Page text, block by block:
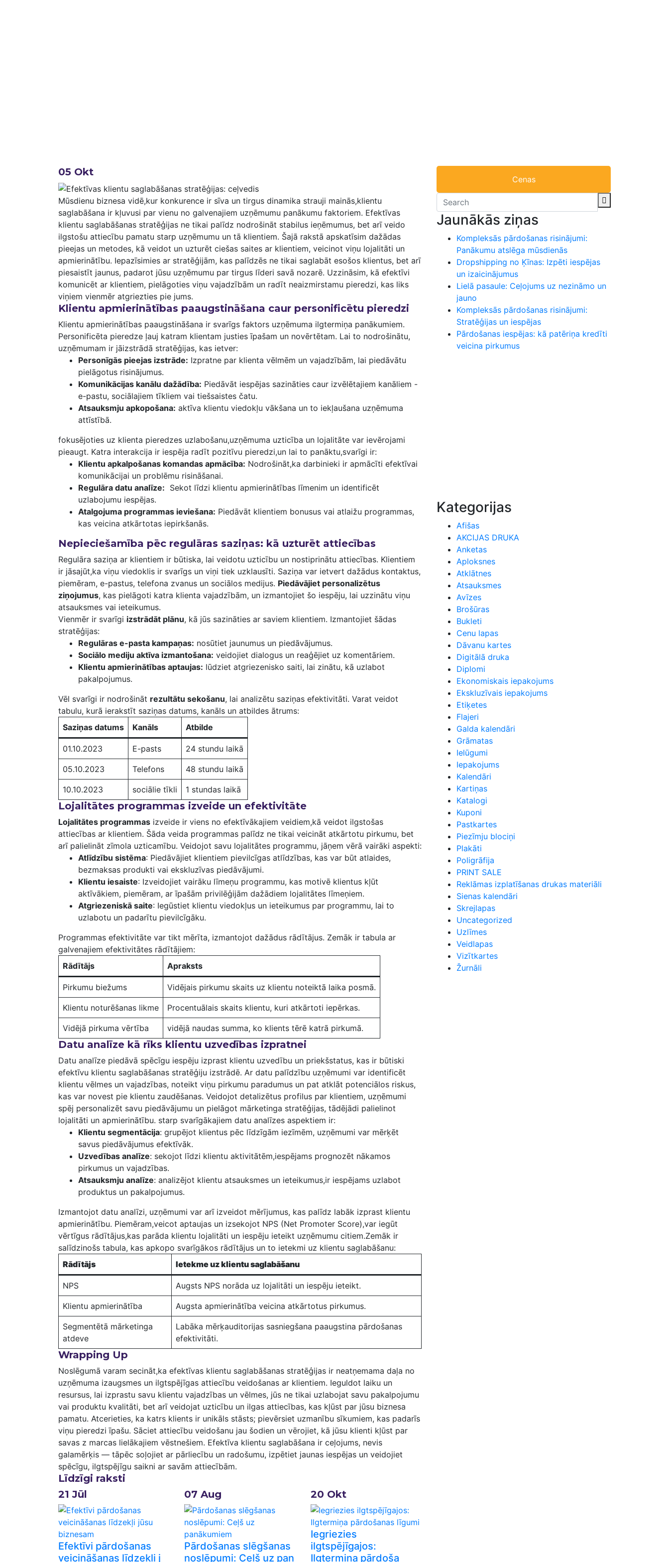
05 Okt
Mūsdienu biznesa vidē,kur konkurence ir sīva un tirgus dinamika strauji ⁢mainās,klientu​
saglabāšana ir kļuvusi‍ par⁢ vienu no galvenajiem uzņēmumu panākumu faktoriem. Efektīvas
klientu saglabāšanas stratēģijas ne tikai palīdz nodrošināt stabilus ieņēmumus, bet arī veido
ilgstošu attiecību pamatu starp uzņēmumu un tā klientiem. ‌Šajā rakstā⁤ apskatīsim dažādas
pieejas un metodes, kā veidot un uzturēt ciešas saites ar klientiem, veicinot viņu lojalitāti un
apmierinātību. ​Iepazīsimies ar⁤ stratēģijām, kas palīdzēs ⁣ne tikai saglabāt esošos klientus, bet arī
piesaistīt jaunus, padarot ‌jūsu uzņēmumu par tirgus līderi savā nozarē. Uzzināsim, kā efektīvi
komunicēt ar klientiem, pielāgoties viņu vajadzībām un radīt neaizmirstamu pieredzi, kas liks
viņiem vienmēr atgriezties pie jums.
Klientu apmierinātības ⁤paaugstināšana caur personificētu pieredzi
Klientu apmierinātības paaugstināšana ir svarīgs faktors uzņēmuma ilgtermiņa panākumiem.
Personificēta pieredze ļauj katram klientam justies īpašam un novērtētam. Lai to nodrošinātu,
uzņēmumam ir jāizstrādā stratēģijas, kas ietver:
Personīgās pieejas izstrāde: Izpratne par klienta vēlmēm un vajadzībām, lai piedāvātu
pielāgotus risinājumus.
Komunikācijas kanālu dažādība: Piedāvāt iespējas sazināties caur izvēlētajiem kanāliem ⁤-
‍e-pastu, sociālajiem⁣ tīkliem vai tiešsaistes čatu.
Atsauksmju apkopošana: aktīva klientu⁣ viedokļu vākšana un to iekļaušana ‍uzņēmuma
attīstībā.
fokusējoties uz‌ klienta‍ pieredzes uzlabošanu,uzņēmuma uzticība un ⁣lojalitāte var⁤ ievērojami
pieaugt.⁣ Katra interakcija⁤ ir iespēja radīt pozitīvu pieredzi,un lai ⁢to panāktu,svarīgi ir:
Klientu apkalpošanas komandas ⁢apmācība: Nodrošināt,ka​ darbinieki ir‍ apmācīti efektīvai
komunikācijai un ‌problēmu risināšanai.
Regulāra datu analīze: ⁢ Sekot līdzi klientu apmierinātības līmenim un identificēt
uzlabojumu iespējas.
Atalgojuma programmas ieviešana: Piedāvāt⁤ klientiem bonusus vai atlaižu programmas,
kas ⁣veicina atkārtotas iepirkšanās.
Nepieciešamība pēc regulāras saziņas: kā uzturēt attiecības
Regulāra saziņa ar klientiem⁤ ir⁢ būtiska, lai veidotu uzticību un nostiprinātu attiecības. Klientiem
ir jāsajūt,ka viņu viedoklis ir svarīgs un ‍viņi tiek ⁣uzklausīti. ​Saziņa var ietvert dažādus kontaktus,
piemēram, e-pastus, telefona zvanus un sociālos‌ medijus.⁤ Piedāvājiet personalizētus
ziņojumus,‌ kas pielāgoti katra klienta vajadzībām, un izmantojiet šo iespēju, lai uzzinātu viņu
⁤atsauksmes vai ieteikumus.
Vienmēr ir ‍svarīgi izstrādāt plānu, kā jūs sazināties‍ ar⁤ saviem klientiem.⁢ Izmantojiet šādas
stratēģijas:
Regulāras e-pasta kampaņas: nosūtiet jaunumus ‌un piedāvājumus.
Sociālo mediju aktīva izmantošana: veidojiet dialogus un reaģējiet uz komentāriem.
Klientu apmierinātības aptaujas: lūdziet atgriezenisko saiti, lai zinātu, kā uzlabot
pakalpojumus.
Vēl svarīgi ir nodrošināt⁣ rezultātu sekošanu, lai⁢ analizētu saziņas​ efektivitāti. Varat veidot
tabulu, kurā ierakstīt saziņas datums, ‌kanāls un atbildes ātrums:
Saziņas datums
Kanāls Atbilde
01.10.2023 E-pasts 24​ stundu laikā
05.10.2023 Telefons 48 stundu laikā
10.10.2023 sociālie tīkli 1 stundas laikā
Lojalitātes programmas izveide un efektivitāte
Lojalitātes programmas izveide ir viens no efektīvākajiem veidiem,kā veidot ilgstošas
attiecības ar klientiem. Šāda veida programmas palīdz ne tikai veicināt atkārtotu pirkumu, bet
arī palielināt zīmola uzticamību. Veidojot savu lojalitātes programmu, jāņem vērā vairāki aspekti:
Atlīdzību sistēma: Piedāvājiet klientiem‍ pievilcīgas atlīdzības, ⁣kas var būt atlaides,
bezmaksas produkti vai ⁢ekskluzīvas piedāvājumi.
Klientu⁤ iesaiste: Izveidojiet vairāku līmeņu programmu, kas​ motivē⁤ klientus kļūt
aktīvākiem, piemēram, ​ar īpašām privilēģijām dažādiem lojalitātes līmeņiem.
Atgriezeniskā saite: Iegūstiet klientu ‍viedokļus un ieteikumus par programmu, lai to
uzlabotu ‍un padarītu pievilcīgāku.
Programmas ⁢efektivitāte var tikt mērīta, ⁤izmantojot dažādus rādītājus. Zemāk ir ⁤tabula ar
galvenajiem efektivitātes rādītājiem:
Rādītājs
Apraksts
Pirkumu biežums Vidējais pirkumu skaits ‍uz klientu noteiktā laika ‍posmā.
Klientu noturēšanas ⁤likme Procentuālais skaits klientu, kuri ⁢atkārtoti iepērkas.
Vidējā pirkuma ​vērtība vidējā naudas summa, ko klients tērē katrā pirkumā.
Datu analīze kā rīks ‍klientu uzvedības izpratnei
Datu analīze piedāvā spēcīgu iespēju izprast klientu uzvedību un priekšstatus, kas ir būtiski
efektīvu klientu saglabāšanas stratēģiju izstrādē. Ar datu palīdzību ⁣uzņēmumi var identificēt
klientu vēlmes un vajadzības,‌ noteikt ⁤viņu pirkumu paradumus un pat atklāt potenciālos riskus,
kas var ‍novest pie ‍klientu zaudēšanas. Veidojot ⁤detalizētus profilus ⁢par ​klientiem, uzņēmumi
spēj personalizēt savu piedāvājumu un pielāgot mārketinga stratēģijas, tādējādi palielinot
lojalitāti un apmierinātību. starp svarīgākajiem datu⁤ analīzes aspektiem ir:
Klientu segmentācija:‌ grupējot klientus pēc līdzīgām iezīmēm, uzņēmumi ⁣var mērķēt
savus piedāvājumus efektīvāk.
Uzvedības analīze: sekojot līdzi klientu aktivitātēm,iespējams prognozēt nākamos
pirkumus un vajadzības.
Atsauksmju analīze: analizējot klientu atsauksmes un ieteikumus,ir iespējams uzlabot
produktus un pakalpojumus.
Izmantojot datu analīzi, uzņēmumi var arī izveidot mērījumus, kas⁣ palīdz labāk izprast klientu
apmierinātību. Piemēram,veicot aptaujas un izsekojot NPS (Net Promoter​ Score),var iegūt
vērtīgus ⁢rādītājus,kas parāda klientu lojalitāti un iespēju⁢ ieteikt uzņēmumu citiem.Zemāk ir
salīdzinošs tabula, kas apkopo svarīgākos rādītājus ⁤un to ietekmi uz klientu saglabāšanu:
Rādītājs
Ietekme uz ‌klientu saglabāšanu
NPS Augsts NPS norāda uz lojalitāti un iespēju ieteikt.
Klientu apmierinātība Augsta apmierinātība veicina⁢ atkārtotus pirkumus.
Segmentētā mārketinga‌
atdeve
Labāka mērķauditorijas ⁢sasniegšana paaugstina pārdošanas
efektivitāti.
Wrapping Up
Noslēgumā⁣ varam secināt,ka efektīvas klientu ​saglabāšanas stratēģijas ir neatņemama daļa ​no
uzņēmuma izaugsmes un ilgtspējīgas ⁤attiecību veidošanas ar klientiem. Ieguldot laiku un
resursus, lai ⁢izprastu savu klientu vajadzības un vēlmes, jūs ne tikai uzlabojat savu pakalpojumu
vai produktu kvalitāti, bet⁢ arī veidojat uzticību un ilgas attiecības, kas kļūst par ⁣jūsu biznesa
pamatu. Atcerieties, ka katrs klients ir unikāls stāsts; pievērsiet⁢ uzmanību sīkumiem, kas padarīs
viņu pieredzi īpašu. Sāciet attiecību veidošanu jau šodien un vērojiet, kā jūsu klienti⁤ kļūst par
savas z marcas lielākajiem vēstnešiem. Efektīva klientu saglabāšana ir ceļojums, nevis
galamērķis — tāpēc soļojiet ar pārliecību un ⁤radošumu, izpētiet jaunas iespējas un veidojiet⁢
spēcīgu, ilgtspējīgu saikni ar savām attiecībām.
Līdzīgi raksti
21Jūl
Efektīvi pārdošanas
veicināšanas līdzekļi j
07Aug
Pārdošanas slēgšanas
noslēpumi: Ceļš uz pan
20 Okt
Iegriezies
ilgtspējīgajos:
Ilgtermiņa pārdoša
Cenas
Jaunākās ziņas
Kompleksās pārdošanas risinājumi:
Panākumu atslēga mūsdienās
Dropshipping no Ķīnas: Izpēti iespējas
un izaicinājumus
Lielā pasaule: Ceļojums uz nezināmo un
jauno
Kompleksās pārdošanas risinājumi:
Stratēģijas un iespējas
Pārdošanas iespējas: kā patēriņa kredīti
veicina pirkumus
Kategorijas
Afišas
AKCIJAS DRUKA
Anketas
Aploksnes
Atklātnes
Atsauksmes
Avīzes
Brošūras
Bukleti
Cenu lapas
Dāvanu kartes
Digitālā druka
Diplomi
Ekonomiskais iepakojums
Ekskluzīvais iepakojums
Etiķetes
Flajeri
Galda kalendāri
Grāmatas
Ielūgumi
Iepakojums
Kalendāri
Kartiņas
Katalogi
Kuponi
Pastkartes
Piezīmju blociņi
Plakāti
Poligrāfija
PRINT SALE
Reklāmas izplatīšanas drukas materiāli
Sienas kalendāri
Skrejlapas
Uncategorized
Uzlīmes
Veidlapas
Vizītkartes
Žurnāli